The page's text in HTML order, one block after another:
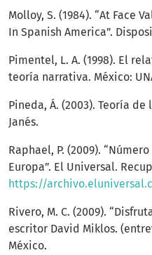
Molloy, S. (1984). “At Face
In Spanish America”.
Pimentel, L. A. (1998). El
teoría narrativa. México:
Pineda, Á. (2003). Teoría
Janés.
Raphael, P. (2009).
Europa”. El Universal.
https://
Rivero, M. C. (2009).
escritor David Miklos.
México.